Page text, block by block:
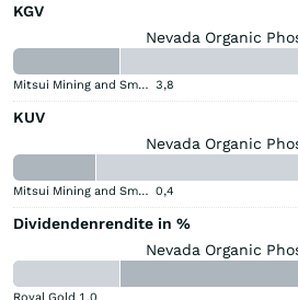
KGV
Nevada Organic
Mitsui Mining and Smelting Company 3,8
KUV
Nevada Organic
Mitsui Mining and Smelting Company 0,4
Dividendenrendite in %
Nevada Organic
Royal Gold 1,0